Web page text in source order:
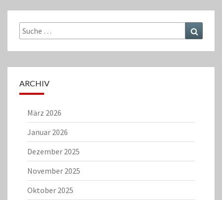
Suche
nach:
ARCHIV
März 2026
Januar 2026
Dezember 2025
November 2025
Oktober 2025